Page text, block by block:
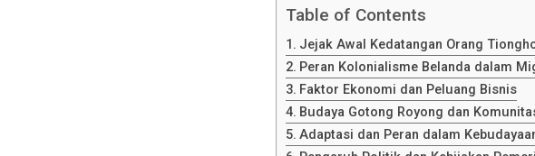
Table of Contents
Jejak Awal Kedatangan Orang
Peran Kolonialisme Belanda dalam
Faktor Ekonomi dan Peluang Bisnis
Budaya Gotong Royong dan
Adaptasi dan Peran dalam